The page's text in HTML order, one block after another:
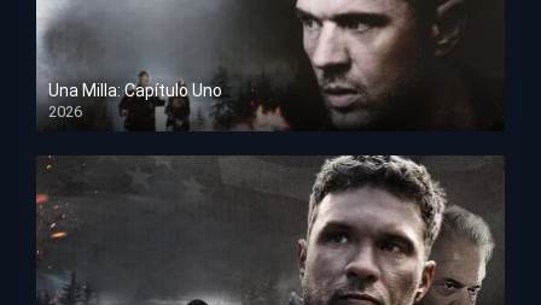
Una Milla: Capítulo Uno
2026
HD 1080p